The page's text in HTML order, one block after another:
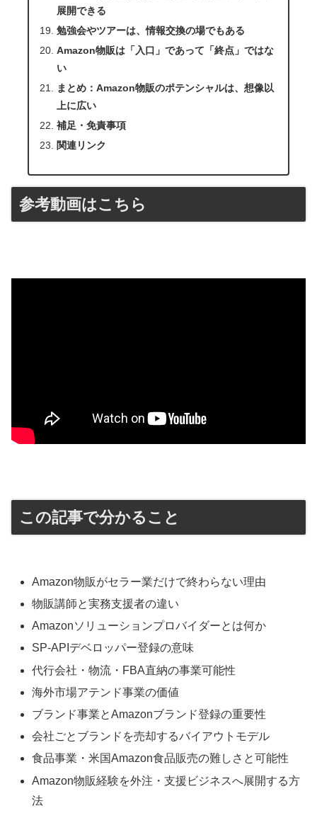
展開できる
勉強会やツアーは、情報交換の場でもある
Amazon物販は「入口」であって「終点」ではな
い
まとめ：Amazon物販のポテンシャルは、想像以
上に広い
補足・免責事項
関連リンク
参考動画はこちら
この記事で分かること
Amazon物販がセラー業だけで終わらない理由
物販講師と実務支援者の違い
Amazonソリューションプロバイダーとは何か
SP-APIデベロッパー登録の意味
代行会社・物流・FBA直納の事業可能性
海外市場アテンド事業の価値
ブランド事業とAmazonブランド登録の重要性
会社ごとブランドを売却するバイアウトモデル
食品事業・米国Amazon食品販売の難しさと可能性
Amazon物販経験を外注・支援ビジネスへ展開する方
法